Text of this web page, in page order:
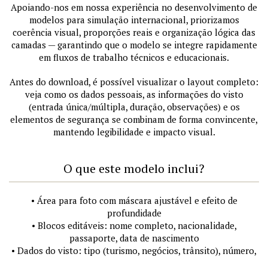
Apoiando-nos em nossa experiência no desenvolvimento de
modelos para simulação internacional, priorizamos
coerência visual, proporções reais e organização lógica das
camadas — garantindo que o modelo se integre rapidamente
em fluxos de trabalho técnicos e educacionais.
Antes do download, é possível visualizar o layout completo:
veja como os dados pessoais, as informações do visto
(entrada única/múltipla, duração, observações) e os
elementos de segurança se combinam de forma convincente,
mantendo legibilidade e impacto visual.
O que este modelo inclui?
• Área para foto com máscara ajustável e efeito de
profundidade
• Blocos editáveis: nome completo, nacionalidade,
passaporte, data de nascimento
• Dados do visto: tipo (turismo, negócios, trânsito), número,